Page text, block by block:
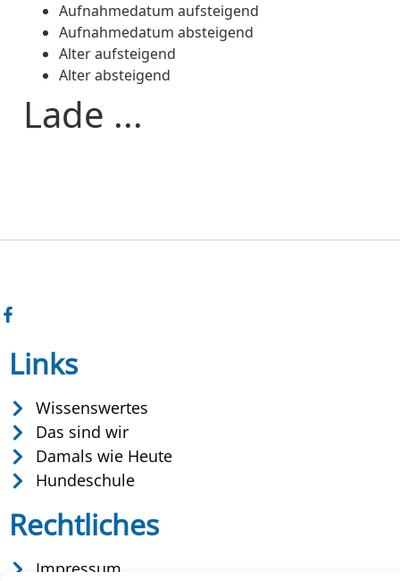
Aufnahmedatum aufsteigend
Aufnahmedatum absteigend
Alter aufsteigend
Alter absteigend
Lade ...
Links
Wissenswertes
Das sind wir
Damals wie Heute
Hundeschule
Rechtliches
Impressum